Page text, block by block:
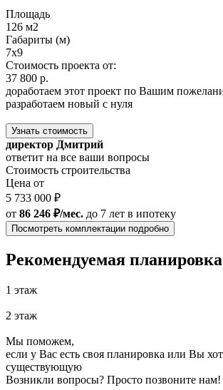
Площадь
126 м2
Габариты (м)
7х9
Стоимость проекта от:
37 800 р.
доработаем этот проект по Вашим
разработаем новый с нуля
Узнать стоимость
директор Дмитрий
ответит на все ваши вопросы
Стоимость строительства
Цена от
5 733 000 ₽
от 86 246 ₽/мес. до 7 лет в ипотеку
Посмотреть комплектации подробно
Рекомендуемая планировка
1 этаж
2 этаж
Мы поможем,
если у Вас есть своя планировка или Вы
существующую
Возникли вопросы? Просто позвоните нам!